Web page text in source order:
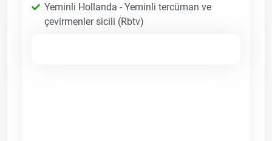
Yeminli Hollanda - Yeminli tercüman ve
çevirmenler sicili (Rbtv)